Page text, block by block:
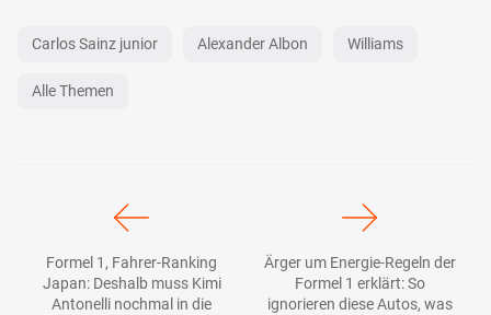
Carlos Sainz junior Alexander Albon Williams
Alle Themen
Formel 1, Fahrer-Ranking
Japan: Deshalb muss Kimi
Antonelli nochmal in die
Ärger um Energie-Regeln der
Formel 1 erklärt: So
ignorieren diese Autos, was